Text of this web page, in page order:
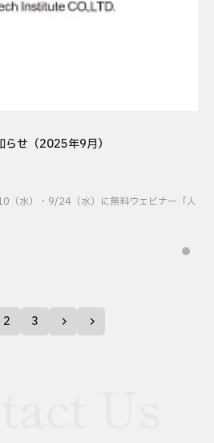
せ（2025年9月）
（水）・9/24（水）に無料ウェビナー「人
2 3